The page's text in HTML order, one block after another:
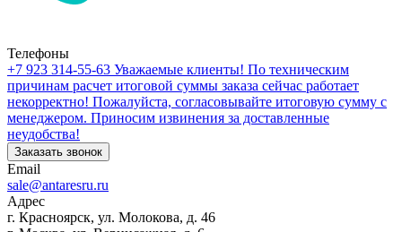
Телефоны
+7 923 314-55-63 Уважаемые клиенты! По техническим
причинам расчет итоговой суммы заказа сейчас работает
некорректно! Пожалуйста, согласовывайте итоговую сумму с
менеджером. Приносим извинения за доставленные
неудобства!
Заказать звонок
Email
sale@antaresru.ru
Адрес
г. Красноярск, ул. Молокова, д. 46